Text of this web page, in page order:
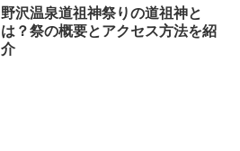
野沢温泉道祖神祭りの道祖神と
は？祭の概要とアクセス方法を紹
介